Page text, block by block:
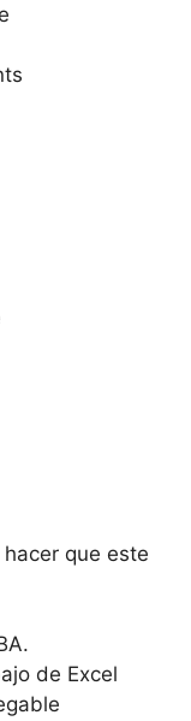
que este
de Excel